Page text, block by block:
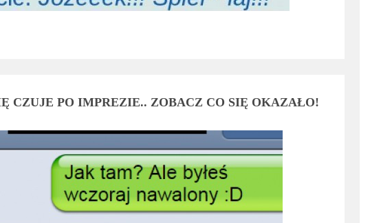
CZUJE PO IMPREZIE.. ZOBACZ CO SIĘ OKAZAŁO!